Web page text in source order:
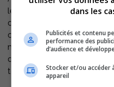
le Conseil, lundi dernier,
conclu une entente par
ce que la pratique usuelle
municipalité de Sainte-
de sécurité incendie de la
tous points maintenue.
dans les
Publicités et contenu
performance des
d’audience et
Stocker et/ou accéder
appareil